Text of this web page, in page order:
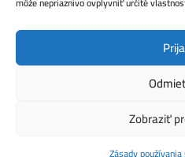
Zobraziť
Všetko pre